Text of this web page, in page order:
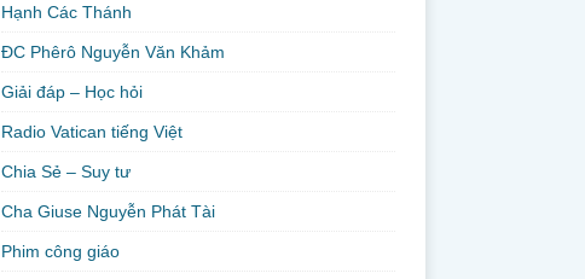
Hạnh Các Thánh
ĐC Phêrô Nguyễn Văn Khảm
Giải đáp – Học hỏi
Radio Vatican tiếng Việt
Chia Sẻ – Suy tư
Cha Giuse Nguyễn Phát Tài
Phim công giáo